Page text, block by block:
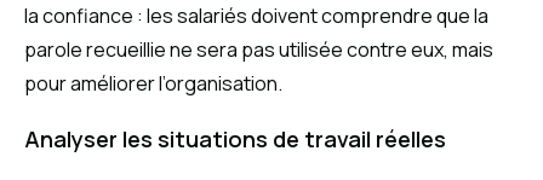
la confiance : les salariés doivent comprendre que la
parole recueillie ne sera pas utilisée contre eux, mais
pour améliorer l’organisation.
Analyser les situations de travail réelles